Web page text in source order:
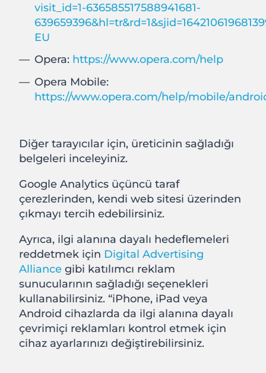
visit_id=1-636585517588941681-
EU
Opera: https://www.opera.com/help
Opera Mobile:
https://www.opera.com/help/mobile/
Diğer tarayıcılar için, üreticinin sağladığı
belgeleri inceleyiniz.
Google Analytics üçüncü taraf
çerezlerinden, kendi web sitesi üzerinden
çıkmayı tercih edebilirsiniz.
Ayrıca, ilgi alanına dayalı hedeflemeleri
reddetmek için Digital Advertising
Alliance gibi katılımcı reklam
sunucularının sağladığı seçenekleri
kullanabilirsiniz. “iPhone, iPad veya
Android cihazlarda da ilgi alanına dayalı
çevrimiçi reklamları kontrol etmek için
cihaz ayarlarınızı değiştirebilirsiniz.